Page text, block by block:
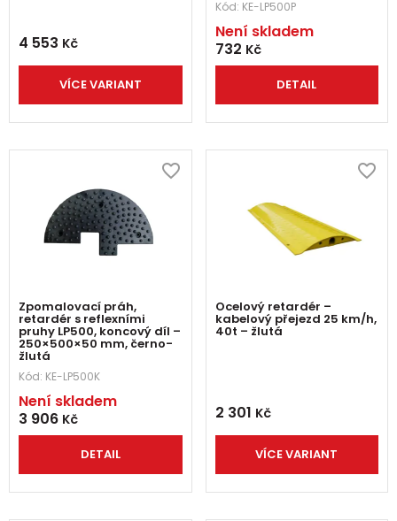
4 553 Kč
VÍCE VARIANT
Kód: KE-LP500P
Není skladem
732 Kč
DETAIL
Zpomalovací práh,
retardér s reflexními
pruhy LP500, koncový díl –
250×500×50 mm, černo-
žlutá
Kód: KE-LP500K
Není skladem
3 906 Kč
DETAIL
Ocelový retardér –
kabelový přejezd 25 km/h,
40t – žlutá
2 301 Kč
VÍCE VARIANT